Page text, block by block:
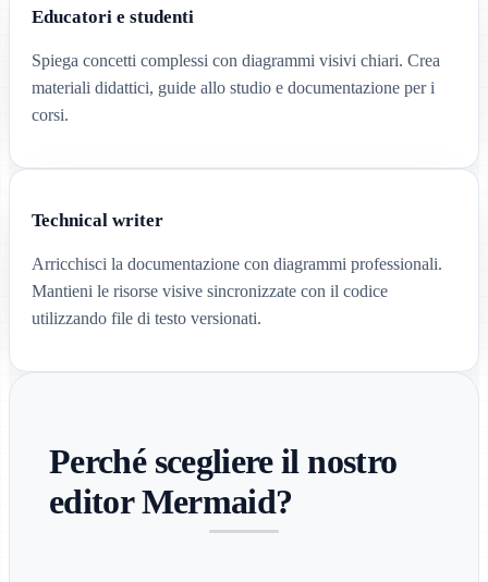
Educatori e studenti
Spiega concetti complessi con diagrammi visivi chiari. Crea
materiali didattici, guide allo studio e documentazione per i
corsi.
Technical writer
Arricchisci la documentazione con diagrammi professionali.
Mantieni le risorse visive sincronizzate con il codice
utilizzando file di testo versionati.
Perché scegliere il nostro
editor Mermaid?